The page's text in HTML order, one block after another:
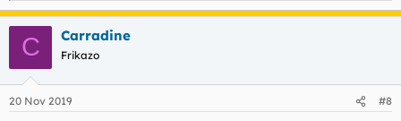
e
a
e
C Carradine
Frikazo
20 Nov 2019 #8